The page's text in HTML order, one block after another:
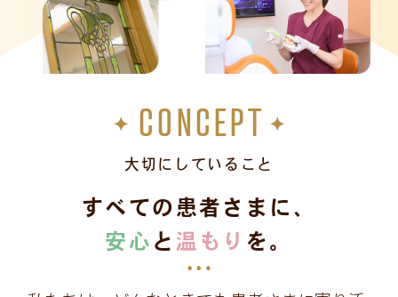
CONCEPT
大切にしていること
すべての患者さまに、
安心 と 温もり を。